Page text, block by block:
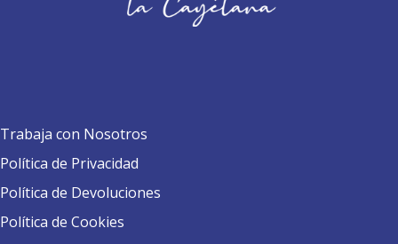
Trabaja con Nosotros
Política de Privacidad
Política de Devoluciones
Política de Cookies